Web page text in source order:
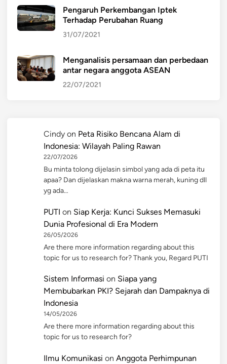
Pengaruh Perkembangan Iptek
Terhadap Perubahan Ruang
31/07/2021
Menganalisis persamaan dan perbedaan
antar negara anggota ASEAN
22/07/2021
Cindy on Peta Risiko Bencana Alam di
Indonesia: Wilayah Paling Rawan
22/07/2026
Bu minta tolong dijelasin simbol yang ada di peta itu
apaa? Dan dijelaskan makna warna merah, kuning dll
yg ada…
PUTI on Siap Kerja: Kunci Sukses Memasuki
Dunia Profesional di Era Modern
26/05/2026
Are there more information regarding about this
topic for us to research for? Thank you, Regard PUTI
Sistem Informasi on Siapa yang
Membubarkan PKI? Sejarah dan Dampaknya di
Indonesia
14/05/2026
Are there more information regarding about this
topic for us to research for?
Ilmu Komunikasi on Anggota Perhimpunan